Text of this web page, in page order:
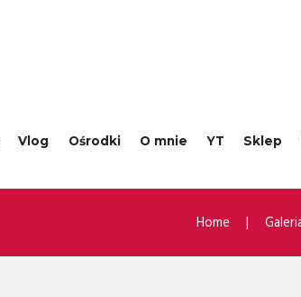
Vlog Ośrodki O mnie YT Sklep
Home